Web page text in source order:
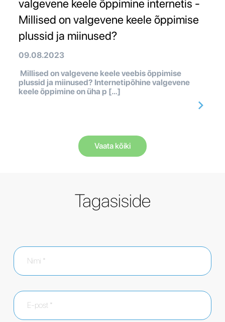
valgevene keele õppimine internetis -
Millised on valgevene keele õppimise
plussid ja miinused?
09.08.2023
Millised on valgevene keele veebis õppimise
plussid ja miinused? Internetipõhine valgevene
keele õppimine on üha p […]
Vaata kõiki
Tagasiside